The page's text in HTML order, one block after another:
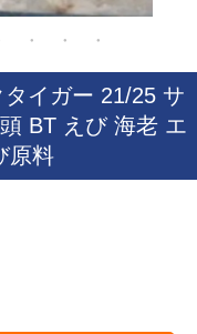
タイガー 21/25 サ
BT えび 海老 エ
原料